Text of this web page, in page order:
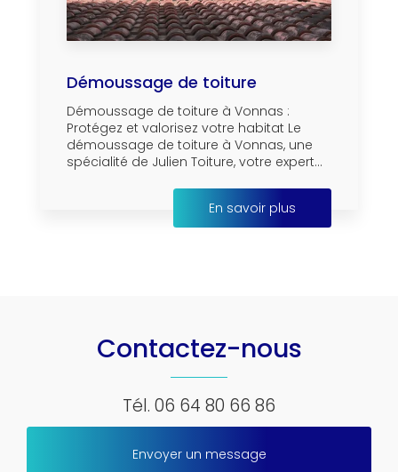
Démoussage de toiture
Démoussage de toiture à Vonnas :
Protégez et valorisez votre habitat Le
démoussage de toiture à Vonnas, une
spécialité de Julien Toiture, votre expert...
En savoir plus
Contactez-nous
Tél. 06 64 80 66 86
Envoyer un message